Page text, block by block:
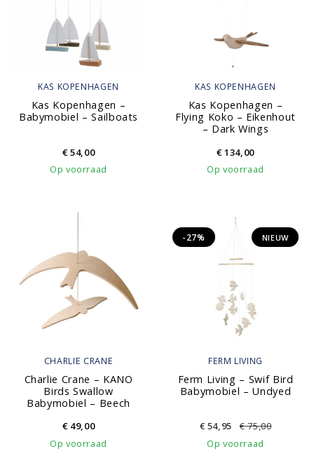
KAS KOPENHAGEN
Kas Kopenhagen –
Babymobiel – Sailboats
€54,00
Op voorraad
KAS KOPENHAGEN
Kas Kopenhagen –
Flying Koko – Eikenhout
– Dark Wings
€134,00
Op voorraad
CHARLIE CRANE
Charlie Crane – KANO
Birds Swallow
Babymobiel – Beech
€49,00
Op voorraad
FERM LIVING
Ferm Living – Swif Bird
Babymobiel – Undyed
NIEUW
€ 54,95 €75,00
-27%
Op voorraad